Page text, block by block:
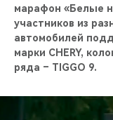
СЕДАНЫ
НОВИНКИ
CHERY CONNECT
ЛЮДИ CHERY
CHERY REMOTE
марафон «Белые
участников из
автомобилей
марки CHERY,
ряда – TIGGO 9.